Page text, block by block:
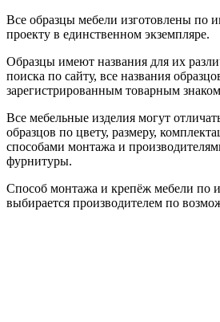
Все образцы мебели изготовлены по
проекту в единственном экземпляре.
Образцы имеют названия для их
поиска по сайту, все названия
зарегистрированным товарным
Все мебельные изделия могут
образцов по цвету, размеру,
способами монтажа и
фурнитуры.
Способ монтажа и крепёж мебели по
выбирается производителем по